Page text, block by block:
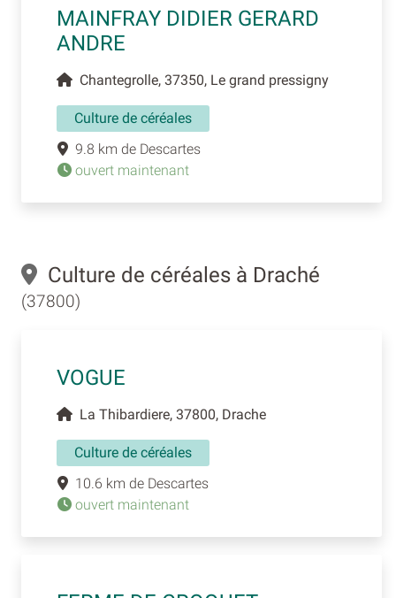
MAINFRAY DIDIER GERARD
ANDRE
Chantegrolle, 37350, Le grand pressigny
Culture de céréales
9.8 km de Descartes
ouvert maintenant
Culture de céréales à Draché
(37800)
VOGUE
La Thibardiere, 37800, Drache
Culture de céréales
10.6 km de Descartes
ouvert maintenant